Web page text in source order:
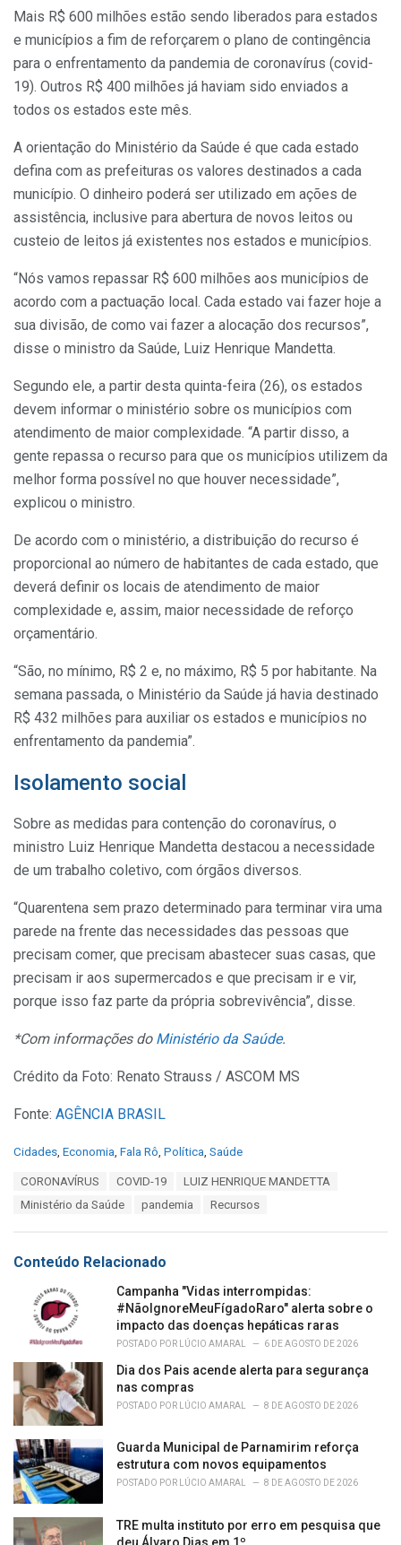
Mais R$ 600 milhões estão sendo liberados para estados
e municípios a fim de reforçarem o plano de contingência
para o enfrentamento da pandemia de coronavírus (covid-
19). Outros R$ 400 milhões já haviam sido enviados a
todos os estados este mês.
A orientação do Ministério da Saúde é que cada estado
defina com as prefeituras os valores destinados a cada
município. O dinheiro poderá ser utilizado em ações de
assistência, inclusive para abertura de novos leitos ou
custeio de leitos já existentes nos estados e municípios.
“Nós vamos repassar R$ 600 milhões aos municípios de
acordo com a pactuação local. Cada estado vai fazer hoje a
sua divisão, de como vai fazer a alocação dos recursos”,
disse o ministro da Saúde, Luiz Henrique Mandetta.
Segundo ele, a partir desta quinta-feira (26), os estados
devem informar o ministério sobre os municípios com
atendimento de maior complexidade. “A partir disso, a
gente repassa o recurso para que os municípios utilizem da
melhor forma possível no que houver necessidade”,
explicou o ministro.
De acordo com o ministério, a distribuição do recurso é
proporcional ao número de habitantes de cada estado, que
deverá definir os locais de atendimento de maior
complexidade e, assim, maior necessidade de reforço
orçamentário.
“São, no mínimo, R$ 2 e, no máximo, R$ 5 por habitante. Na
semana passada, o Ministério da Saúde já havia destinado
R$ 432 milhões para auxiliar os estados e municípios no
enfrentamento da pandemia”.
Isolamento social
Sobre as medidas para contenção do coronavírus, o
ministro Luiz Henrique Mandetta destacou a necessidade
de um trabalho coletivo, com órgãos diversos.
“Quarentena sem prazo determinado para terminar vira uma
parede na frente das necessidades das pessoas que
precisam comer, que precisam abastecer suas casas, que
precisam ir aos supermercados e que precisam ir e vir,
porque isso faz parte da própria sobrevivência”, disse.
*Com informações do Ministério da Saúde.
Crédito da Foto: Renato Strauss / ASCOM MS
Fonte: AGÊNCIA BRASIL
C
i
Cidades, Economia, Fala Rô, Política, Saúde
CORONAVÍRUS COVID-19
LUIZ HENRIQUE MANDETTA
Ministério da Saúde
pandemia Recursos
Conteúdo Relacionado
Campanha "Vidas interrompidas:
#NãoIgnoreMeuFígadoRaro" alerta sobre o
impacto das doenças hepáticas raras
POSTADO POR LÚCIO AMARAL 6 DE AGOSTO DE 2026
Dia dos Pais acende alerta para segurança
nas compras
POSTADO POR LÚCIO AMARAL 8 DE AGOSTO DE 2026
Guarda Municipal de Parnamirim reforça
estrutura com novos equipamentos
POSTADO POR LÚCIO AMARAL 8 DE AGOSTO DE 2026
TRE multa instituto por erro em pesquisa que